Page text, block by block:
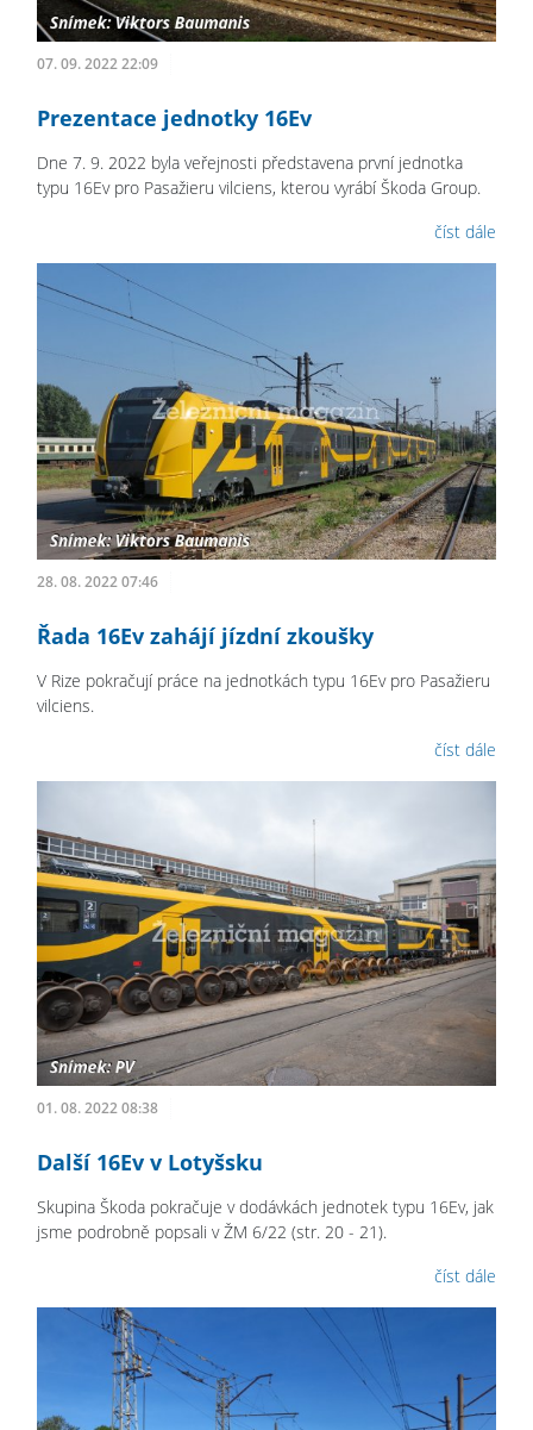
07. 09. 2022 22:09
Prezentace jednotky 16Ev
Dne 7. 9. 2022 byla veřejnosti představena první jednotka
typu 16Ev pro Pasažieru vilciens, kterou vyrábí Škoda Group.
číst dále
28. 08. 2022 07:46
Řada 16Ev zahájí jízdní zkoušky
V Rize pokračují práce na jednotkách typu 16Ev pro Pasažieru
vilciens.
číst dále
01. 08. 2022 08:38
Další 16Ev v Lotyšsku
Skupina Škoda pokračuje v dodávkách jednotek typu 16Ev, jak
jsme podrobně popsali v ŽM 6/22 (str. 20 - 21).
číst dále